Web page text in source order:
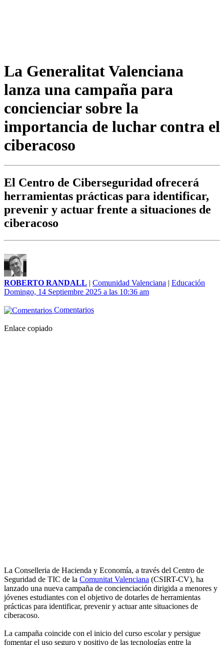
La Generalitat Valenciana
lanza una campaña para
concienciar sobre la
importancia de luchar contra el
ciberacoso
El Centro de Ciberseguridad ofrecerá
herramientas prácticas para identificar,
prevenir y actuar frente a situaciones de
ciberacoso
ROBERTO RANDALL | Comunidad Valenciana | Educación
Domingo, 14 Septiembre 2025 a las 10:36 am
Comentarios
Enlace copiado
La Conselleria de Hacienda y Economía, a través del Centro de
Seguridad de TIC de la Comunitat Valenciana (CSIRT-CV), ha
lanzado una nueva campaña de concienciación dirigida a menores y
jóvenes estudiantes con el objetivo de dotarles de herramientas
prácticas para identificar, prevenir y actuar ante situaciones de
ciberacoso.
La campaña coincide con el inicio del curso escolar y persigue
fomentar el uso seguro y positivo de las tecnologías entre la